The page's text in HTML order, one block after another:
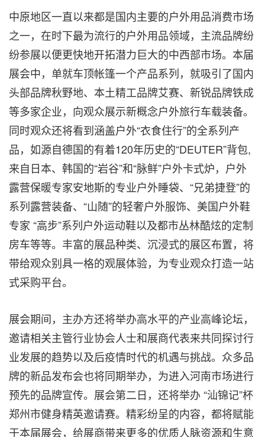
中原地区一直以来都是国内主要的户外用品消费市场
之一，在时下最为流行的户外用品领域，主流品牌纷
纷参展以便更快地开拓潜力巨大的中西部市场。本届
展会中，单就车顶帐篷一个产品系列，就吸引了国内
头部品牌秋野地、本土精工品牌艾赛、新锐品牌铁成
等多家企业，向观众展示新概念户外旅行车载装备。
同时观众还将看到涵盖户外“衣食住行”的全系列产
品，如源自德国的有着120年历史的“DEUTER”背包,
来自日本、韩国的“岩谷”和“脉鲜”户外卡式炉，户外
露营保暖专家安地斯的专业户外睡袋、“兄弟捷登”的
系列露营装备、“山随”的轻奢户外服饰、美国户外鞋
专家 “高步”系列户外运动鞋以及都市丛林酷炫的定制
房车等等。丰富的展品种类、沉浸式的展区布置，将
带给观众别具一格的观展体验，为专业观众打造一站
式采购平台。
展会期间，主办方还将举办高水平的产业高峰论坛，
邀请相关主管行业协会人士和展商代表来共同探讨行
业发展的趋势以及后疫情时代的机遇与挑战。众多品
牌的新品发布会也将同期举办，为进入河南市场进行
预先的品牌宣传。展会第二日，还将举办 “汕锦记”杯
郑州市健身精英邀请赛。精彩纷呈的内容，都将赋能
于本届展会，给展商带来更多的优质人脉资源和生意